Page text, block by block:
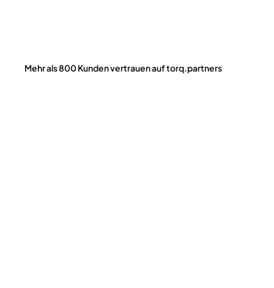
Mehr als 800 Kunden vertrauen auf torq.partners